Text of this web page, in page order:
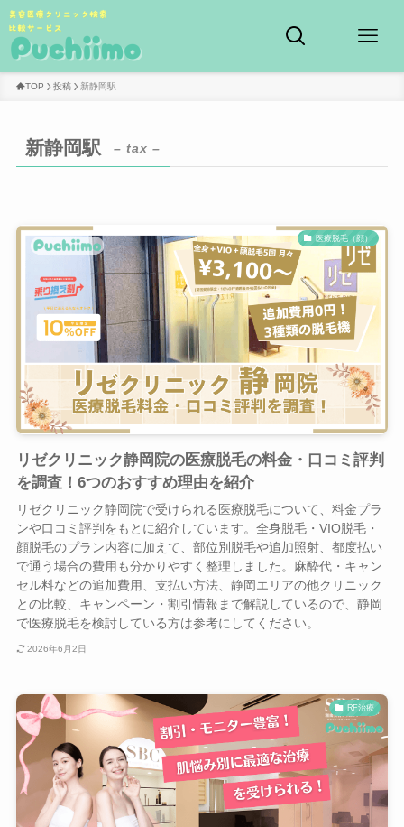
TOP 投稿 新静岡駅
新静岡駅 – tax –
医療脱毛（顔）
リゼクリニック静岡院の医療脱毛の料金・口コミ評判
を調査！6つのおすすめ理由を紹介
リゼクリニック静岡院で受けられる医療脱毛について、料金プラ
ンや口コミ評判をもとに紹介しています。全身脱毛・VIO脱毛・
顔脱毛のプラン内容に加えて、部位別脱毛や追加照射、都度払い
で通う場合の費用も分かりやすく整理しました。麻酔代・キャン
セル料などの追加費用、支払い方法、静岡エリアの他クリニック
との比較、キャンペーン・割引情報まで解説しているので、静岡
で医療脱毛を検討している方は参考にしてください。
2026年6月2日
RF治療